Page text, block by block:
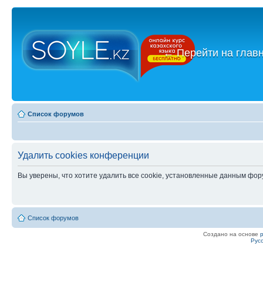
←Перейти на
Список форумов
Удалить cookies конференции
Вы уверены, что хотите удалить все cookie, установленные данным
Список форумов
Создано на основе